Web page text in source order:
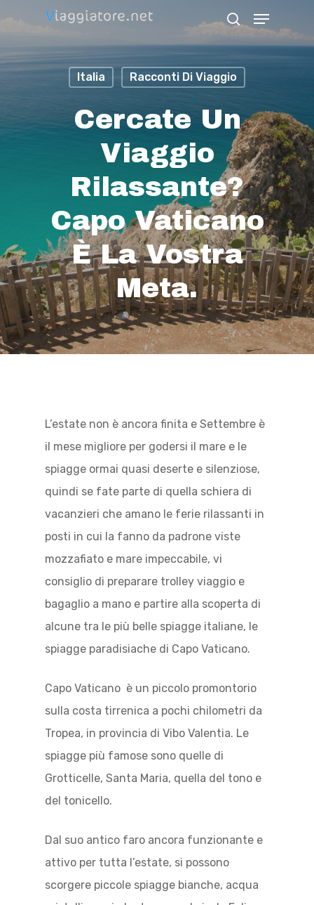
main
search
Menu
Italia Racconti Di Viaggio
Cercate Un
Viaggio
Rilassante?
Capo Vaticano
È La Vostra
Meta.
L’estate non è ancora finita e Settembre è
il mese migliore per godersi il mare e le
spiagge ormai quasi deserte e silenziose,
quindi se fate parte di quella schiera di
vacanzieri che amano le ferie rilassanti in
posti in cui la fanno da padrone viste
mozzafiato e mare impeccabile, vi
consiglio di preparare trolley viaggio e
bagaglio a mano e partire alla scoperta di
alcune tra le più belle spiagge italiane, le
spiagge paradisiache di Capo Vaticano.
Capo Vaticano è un piccolo promontorio
sulla costa tirrenica a pochi chilometri da
Tropea, in provincia di Vibo Valentia. Le
spiagge più famose sono quelle di
Grotticelle, Santa Maria, quella del tono e
del tonicello.
Dal suo antico faro ancora funzionante e
attivo per tutta l’estate, si possono
scorgere piccole spiagge bianche, acqua
Close